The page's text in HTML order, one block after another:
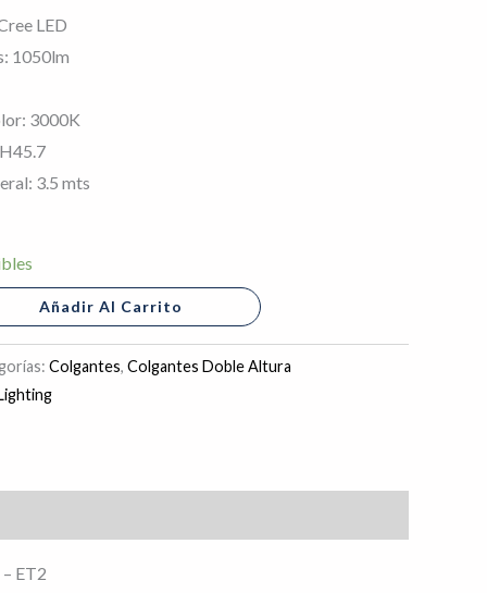
LED
1050lm
3000K
3.5 mts
Añadir Al Carrito
Colgantes, Colgantes Doble Altura
ET2